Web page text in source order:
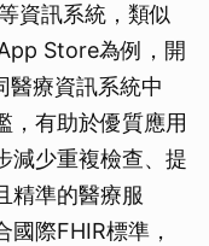
資訊系統，類似
Store為例，開
醫療資訊系統中
，有助於優質應用
減少重複檢查、提
精準的醫療服
際FHIR標準，